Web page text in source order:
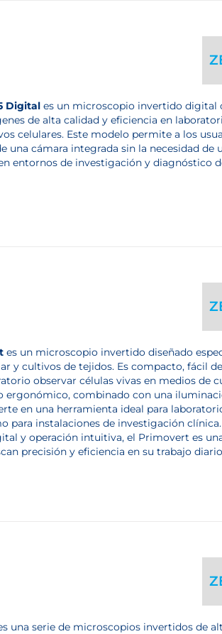
Digital es un microscopio invertido digital
de alta calidad y eficiencia en
celulares. Este modelo permite a los
una cámara integrada sin la necesidad de
entornos de investigación y diagnóstico
es un microscopio invertido diseñado
y cultivos de tejidos. Es compacto, fácil
observar células vivas en medios de
ergonómico, combinado con una
en una herramienta ideal para
para instalaciones de investigación
y operación intuitiva, el Primovert es
precisión y eficiencia en su trabajo
una serie de microscopios invertidos de